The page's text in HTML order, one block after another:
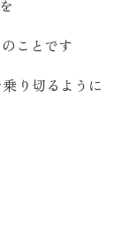
ことです
り切るように